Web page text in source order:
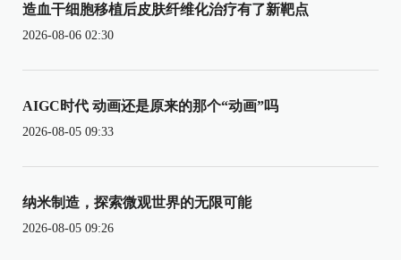
造血干细胞移植后皮肤纤维化治疗有了新靶点
2026-08-06 02:30
AIGC时代 动画还是原来的那个“动画”吗
2026-08-05 09:33
纳米制造，探索微观世界的无限可能
2026-08-05 09:26